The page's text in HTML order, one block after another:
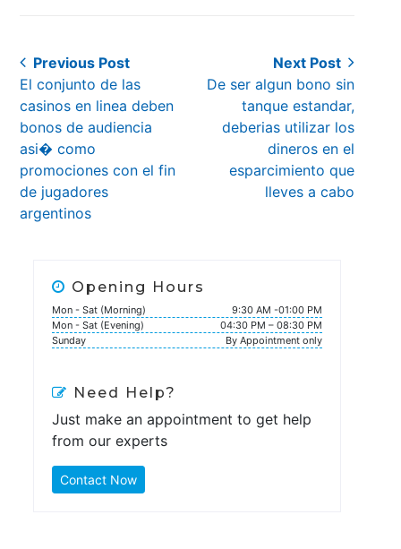
Post
navigation
Previous Post
Previous
post:
El conjunto de las
casinos en linea deben
bonos de audiencia
asi� como
promociones con el fin
de jugadores
argentinos
Next Post
Next
De ser algun bono sin
tanque estandar,
deberias utilizar los
dineros en el
esparcimiento que
lleves a cabo
Opening Hours
Mon - Sat (Morning)
9:30 AM -01:00 PM
Mon - Sat (Evening)
04:30 PM – 08:30 PM
Sunday
By Appointment only
Need Help?
Just make an appointment to get help
from our experts
Contact Now